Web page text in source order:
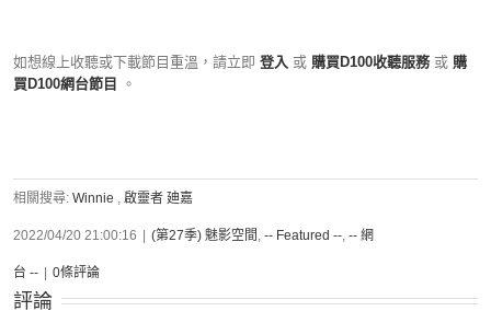
如想線上收聽或下載節目重溫，請立即 登入 或 購買D100收聽服務 或 購
買D100網台節目
。
相關搜尋: Winnie , 啟靈者 廸嘉
2022/04/20 21:00:16 (第27季) 魅影空間 , -- Featured --, -- 網
台 -- 0條評論
評論